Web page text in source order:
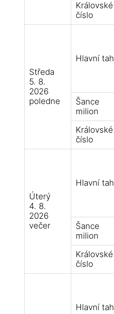
Královské
číslo
Středa
5. 8.
2026
poledne
Hlavní tah
Šance
milion
Královské
číslo
Úterý
4. 8.
2026
večer
Hlavní tah
Šance
milion
Královské
číslo
Hlavní tah